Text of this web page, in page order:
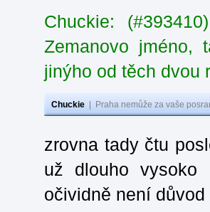
Chuckie:
Zemanovo jméno,
jinýho od těch dvou
Chuckie Praha nemůže za vaše
zrovna tady čtu
už dlouho
očividně není